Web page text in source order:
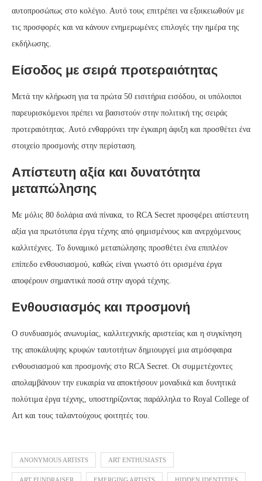
αυτοπροσώπως στο κολέγιο. Αυτό τους επιτρέπει να εξοικειωθούν με
τις προσφορές και να κάνουν ενημερωμένες επιλογές την ημέρα της
εκδήλωσης.
Είσοδος με σειρά προτεραιότητας
Μετά την κλήρωση για τα πρώτα 50 εισιτήρια εισόδου, οι υπόλοιποι
παρευρισκόμενοι πρέπει να βασιστούν στην πολιτική της σειράς
προτεραιότητας. Αυτό ενθαρρύνει την έγκαιρη άφιξη και προσθέτει ένα
στοιχείο προσμονής στην περίσταση.
Απίστευτη αξία και δυνατότητα
μεταπώλησης
Με μόλις 80 δολάρια ανά πίνακα, το RCA Secret προσφέρει απίστευτη
αξία για πρωτότυπα έργα τέχνης από φημισμένους και ανερχόμενους
καλλιτέχνες. Το δυναμικό μεταπώλησης προσθέτει ένα επιπλέον
επίπεδο ενθουσιασμού, καθώς είναι γνωστό ότι ορισμένα έργα
αποφέρουν σημαντικά ποσά στην αγορά τέχνης.
Ενθουσιασμός και προσμονή
Ο συνδυασμός ανωνυμίας, καλλιτεχνικής αριστείας και η συγκίνηση
της αποκάλυψης κρυφών ταυτοτήτων δημιουργεί μια ατμόσφαιρα
ενθουσιασμού και προσμονής στο RCA Secret. Οι συμμετέχοντες
απολαμβάνουν την ευκαιρία να αποκτήσουν μοναδικά και δυνητικά
πολύτιμα έργα τέχνης, υποστηρίζοντας παράλληλα το Royal College of
Art και τους ταλαντούχους φοιτητές του.
ANONYMOUS ARTISTS ART ENTHUSIASTS